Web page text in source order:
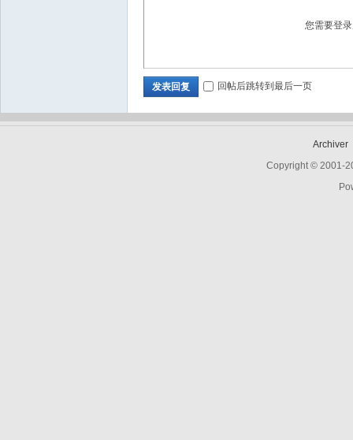
您需要登
发表回复 回帖后跳转到最后一页
Archiver
Copyright © 2001-